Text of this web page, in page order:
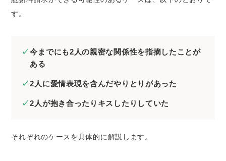
す。
今までにも2人の親密な関係性を指摘したことが
ある
2人に愛情表現を含んだやりとりがあった
2人が抱き合ったりキスしたりしていた
それぞれのケースを具体的に解説します。